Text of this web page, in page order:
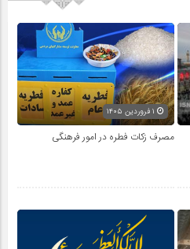
مصرف زکات فطره در امور فرهنگی